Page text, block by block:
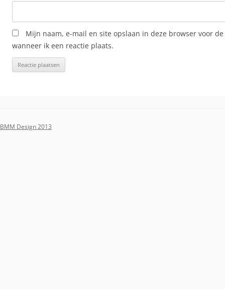
Mijn naam, e-mail en site opslaan in deze browser voor
wanneer ik een reactie plaats.
BMM Design 2013